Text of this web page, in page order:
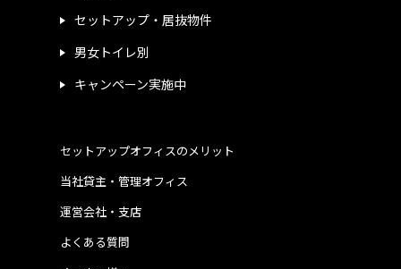
セットアップ・居抜物件
男女トイレ別
キャンペーン実施中
運営会社・支店
よくある質問
当社貸主・管理オフィス
セットアップオフィスのメリット